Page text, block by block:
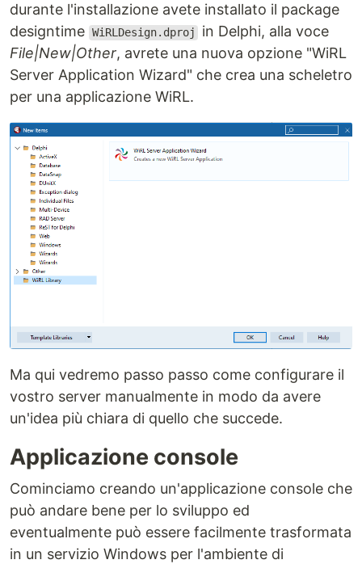
durante l'installazione avete installato il package
designtime WiRLDesign.dproj
in Delphi, alla voce
File|New|Other, avrete una nuova opzione "WiRL
Server Application Wizard" che crea una scheletro
per una applicazione WiRL.
Ma qui vedremo passo passo come configurare il
vostro server manualmente in modo da avere
un'idea più chiara di quello che succede.
Applicazione console
Cominciamo creando un'applicazione console che
può andare bene per lo sviluppo ed
eventualmente può essere facilmente trasformata
in un servizio Windows per l'ambiente di